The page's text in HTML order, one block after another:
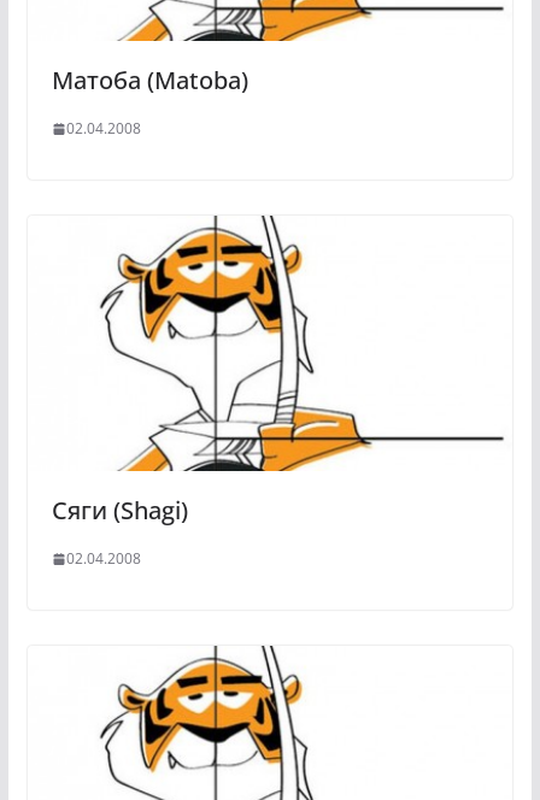
Матоба (Matoba)
02.04.2008
Сяги (Shagi)
02.04.2008